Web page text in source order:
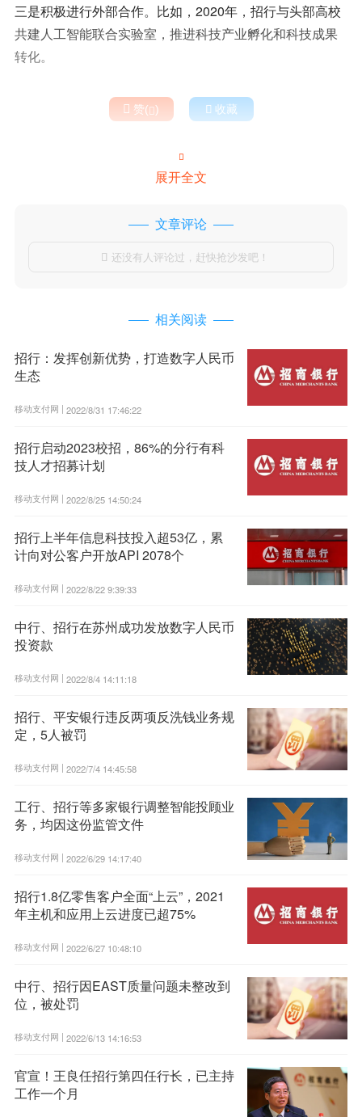
三是积极进行外部合作。比如，2020年，招行与头部高校
共建人工智能联合实验室，推进科技产业孵化和科技成果
转化。
 赞()  收藏

展开全文
文章评论
 还没有人评论过，赶快抢沙发吧！
相关阅读
招行：发挥创新优势，打造数字人民币
生态
移动支付网 | 2022/8/31 17:46:22
招行启动2023校招，86%的分行有科
技人才招募计划
移动支付网 | 2022/8/25 14:50:24
招行上半年信息科技投入超53亿，累
计向对公客户开放API 2078个
移动支付网 | 2022/8/22 9:39:33
中行、招行在苏州成功发放数字人民币
投资款
移动支付网 | 2022/8/4 14:11:18
招行、平安银行违反两项反洗钱业务规
定，5人被罚
移动支付网 | 2022/7/4 14:45:58
工行、招行等多家银行调整智能投顾业
务，均因这份监管文件
移动支付网 | 2022/6/29 14:17:40
招行1.8亿零售客户全面“上云”，2021
年主机和应用上云进度已超75%
移动支付网 | 2022/6/27 10:48:10
中行、招行因EAST质量问题未整改到
位，被处罚
移动支付网 | 2022/6/13 14:16:53
官宣！王良任招行第四任行长，已主持
工作一个月